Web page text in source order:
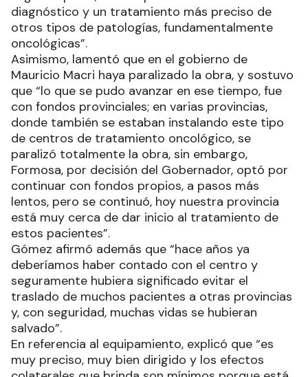
diagnóstico y un tratamiento más preciso de
otros tipos de patologías, fundamentalmente
oncológicas”.
Asimismo, lamentó que en el gobierno de
Mauricio Macri haya paralizado la obra, y sostuvo
que “lo que se pudo avanzar en ese tiempo, fue
con fondos provinciales; en varias provincias,
donde también se estaban instalando este tipo
de centros de tratamiento oncológico, se
paralizó totalmente la obra, sin embargo,
Formosa, por decisión del Gobernador, optó por
continuar con fondos propios, a pasos más
lentos, pero se continuó, hoy nuestra provincia
está muy cerca de dar inicio al tratamiento de
estos pacientes”.
Gómez afirmó además que “hace años ya
deberíamos haber contado con el centro y
seguramente hubiera significado evitar el
traslado de muchos pacientes a otras provincias
y, con seguridad, muchas vidas se hubieran
salvado”.
En referencia al equipamiento, explicó que “es
muy preciso, muy bien dirigido y los efectos